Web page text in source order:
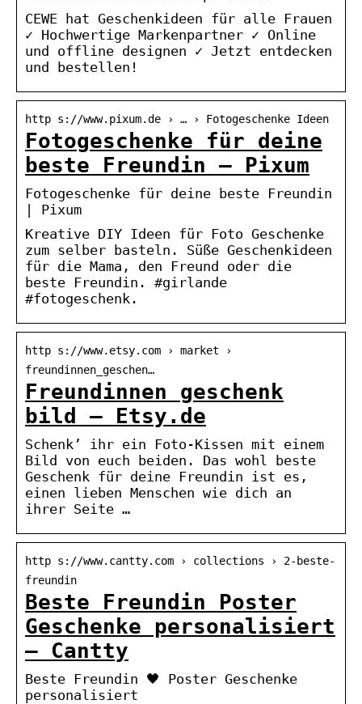
CEWE hat Geschenkideen für alle Frauen
✓ Hochwertige Markenpartner ✓ Online
und offline designen ✓ Jetzt entdecken
und bestellen!
http s://www.pixum.de › … › Fotogeschenke Ideen
Fotogeschenke für deine
beste Freundin – Pixum
Fotogeschenke für deine beste Freundin
| Pixum
Kreative DIY Ideen für Foto Geschenke
zum selber basteln. Süße Geschenkideen
für die Mama, den Freund oder die
beste Freundin. #girlande
#fotogeschenk.
http s://www.etsy.com › market ›
freundinnen_geschen…
Freundinnen geschenk
bild – Etsy.de
Schenk’ ihr ein Foto-Kissen mit einem
Bild von euch beiden. Das wohl beste
Geschenk für deine Freundin ist es,
einen lieben Menschen wie dich an
ihrer Seite …
http s://www.cantty.com › collections › 2-beste-
freundin
Beste Freundin Poster
Geschenke personalisiert
– Cantty
Beste Freundin 🖤 Poster Geschenke
personalisiert